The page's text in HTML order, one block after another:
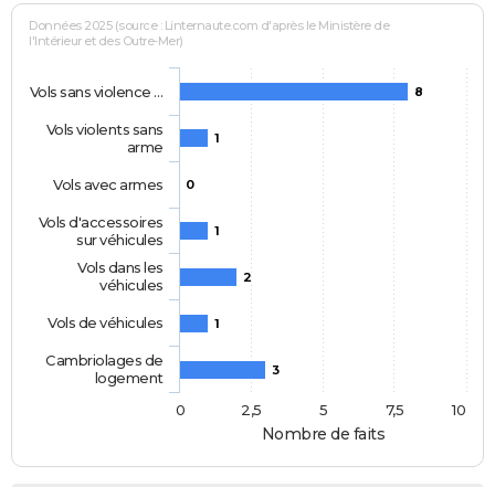
Nombre de faits
Données 2025 (source : Linternaute.com d'après le Ministère de
l'Intérieur et des Outre-Mer)
8
1
0
1
2
1
3
Vols sans violence …
Vols violents sans
arme
Vols avec armes
Vols d'accessoires
sur véhicules
Vols dans les
véhicules
Vols de véhicules
Cambriolages de
logement
0
10
2,5 5 7,5